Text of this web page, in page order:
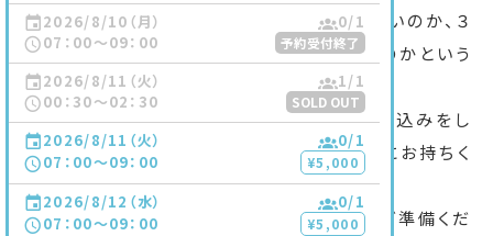
紙３枚と言うのは、３枚目に入っていれば良いのか、３
枚目の半分は超えたいのか、１２００文字なのかという
具合です。)
●事前にお配りするテキスト。テキストに書き込みをし
ながらクラスを進めますので印刷して手元にお持ちく
ださい。A4サイズでの印刷を推奨いたします。
●講義中にメモを取りたい方はメモ用紙もご準備くだ
2026/8/10（月）
07：00〜09：00
0/1
予約受付終了
2026/8/11（火）
00：30〜02：30
1/1
SOLD OUT
2026/8/11（火）
07：00〜09：00
0/1
¥5,000
2026/8/12（水）
07：00〜09：00
0/1
¥5,000